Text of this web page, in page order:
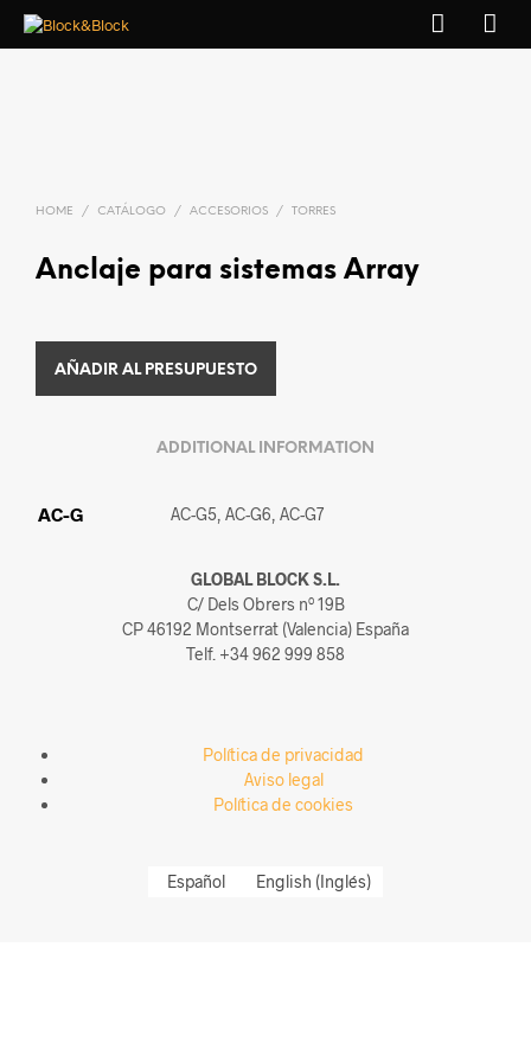
HOME / CATÁLOGO / ACCESORIOS / TORRES
Anclaje para sistemas Array
AÑADIR AL PRESUPUESTO
ADDITIONAL INFORMATION
AC-G AC-G5, AC-G6, AC-G7
GLOBAL BLOCK S.L.
C/ Dels Obrers nº 19B
CP 46192 Montserrat (Valencia) España
Telf. +34 962 999 858
Política de privacidad
Aviso legal
Política de cookies
Español English (Inglés)